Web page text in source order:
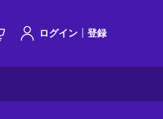
ログイン 登録